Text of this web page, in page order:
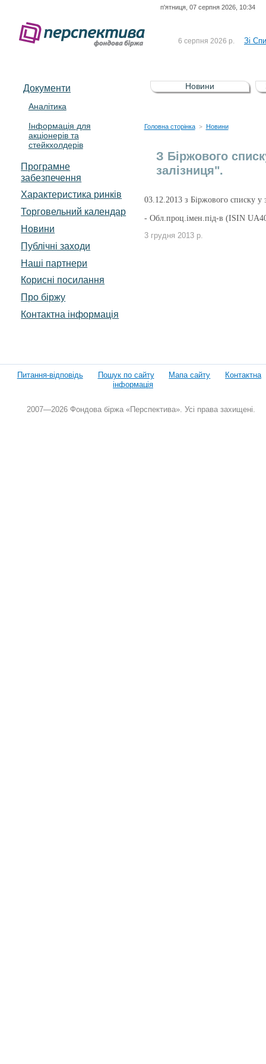
п'ятниця, 07 серпня 2026, 10:34
6 серпня 2026 р. Зі
5 серпня 2026 р.
Зі
UA4000232607)
4 серпня 2026 р.
Документи
Аналітика
Інформація для
акціонерів та
стейкхолдерів
Програмне
забезпечення
Характеристика pинків
Торговельний календар
Новини
Публічні заходи
Наші партнери
Корисні посилання
Про біржу
Контактна інформація
Новини
Головна сторінка > Новини
З Біржового
залізниця".
03.12 .2013 з Біржового списку у
- Обл.проц.імен.під-в (ISIN
3 грудня 2013 р.
Питання-відповідь Пошук по сайту Мапа сайту
Контактна
інформація
2007—2026 Фондова біржа «Перспектива». Усі права захищені.